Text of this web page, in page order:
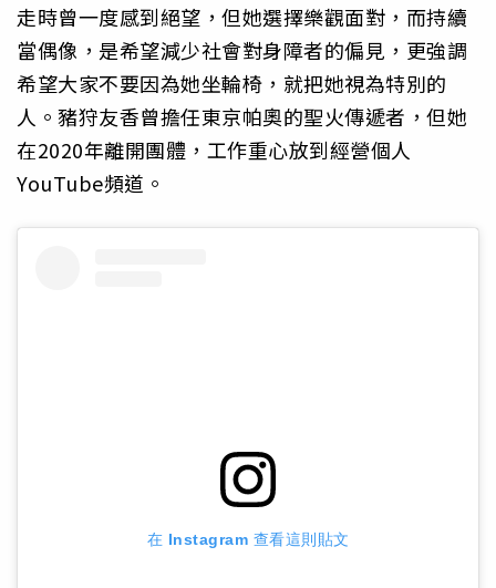
走時曾一度感到絕望，但她選擇樂觀面對，而持續
當偶像，是希望減少社會對身障者的偏見，更強調
希望大家不要因為她坐輪椅，就把她視為特別的
人。豬狩友香曾擔任東京帕奧的聖火傳遞者，但她
在2020年離開團體，工作重心放到經營個人
YouTube頻道。
在 Instagram 查看這則貼文